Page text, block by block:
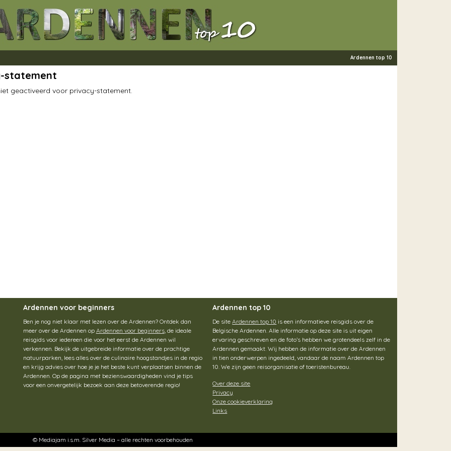
Ardennen top 10
statement
geactiveerd voor privacy-statement.
Ardennen voor beginners
Ben je nog niet klaar met lezen over de Ardennen? Ontdek dan
meer over de Ardennen op Ardennen voor beginners, de ideale
reisgids voor iedereen die voor het eerst de Ardennen wil
verkennen. Bekijk de uitgebreide informatie over de prachtige
natuurparken, lees alles over de culinaire hoogstandjes in de regio
en krijg advies over hoe je je het beste kunt verplaatsen binnen de
Ardennen. Op de pagina met bezienswaardigheden vind je tips
voor een onvergetelijk bezoek aan deze betoverende regio!
Ardennen top 10
De siteArdennen top 10 is een informatieve reisgids over de
Belgische Ardennen. Alle informatie op deze site is uit eigen
ervaring geschreven en de foto’s hebben we grotendeels zelf in de
Ardennen gemaakt. Wij hebben de informatie over de Ardennen
in tien onderwerpen ingedeeld, vandaar de naam Ardennen top
10. We zijn geen reisorganisatie of toeristenbureau.
Over deze site
Privacy
Onze cookieverklaring
Links
© Mediajam i.s.m. Silver Media – alle rechten voorbehouden